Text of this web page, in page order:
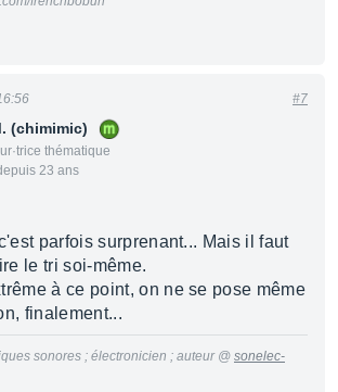
(chimimic)
thématique
23 ans
#7
parfois surprenant... Mais il faut
le tri soi-même.
à ce point, on ne se pose même
finalement...
sonores ; électronicien ; auteur @ sonelec-